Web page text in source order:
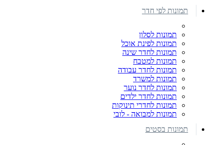
תמונות לפי חדר
תמונות לסלון
תמונות לפינת אוכל
תמונות לחדר שינה
תמונות למטבח
תמונות לחדר עבודה
תמונות למשרד
תמונות לחדר נוער
תמונות לחדר ילדים
תמונות לחדרי תינוקות
תמונות למבואה - לובי
תמונות בסטים